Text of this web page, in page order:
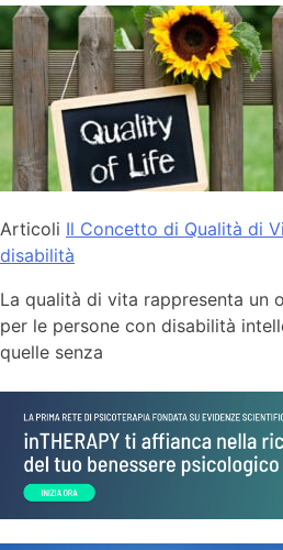
Articoli Il Concetto di Qualità di
disabilità
La qualità di vita rappresenta un
per le persone con disabilità
quelle senza